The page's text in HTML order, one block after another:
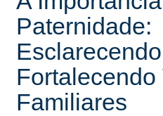
Paternidade:
Familiares